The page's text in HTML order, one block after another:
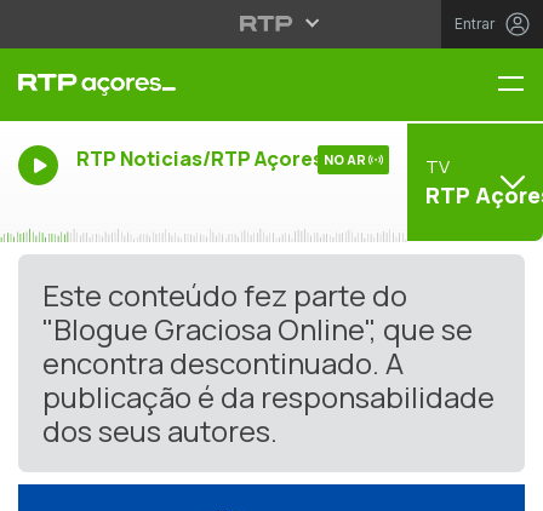
Entrar
RTP Noticias/RTP Açores NO AR TV
RTP
Este conteúdo fez parte do
"Blogue Graciosa Online", que se
encontra descontinuado. A
publicação é da responsabilidade
dos seus autores.